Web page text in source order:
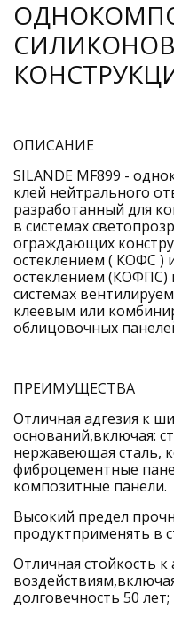
ОПИСАНИЕ
SILANDE MF899 -
клей нейтрального
разработанный для
в системах
ограждающих
остеклением ( КОФС )
остеклением
системах
клеевым или
облицовочных
ПРЕИМУЩЕСТВА
Отличная адгезия к
оснований,включая:
нержавеющая сталь,
фиброцементные
композитные панели.
Высокий предел
продуктприменять в
Отличная стойкость
долговечность 50 лет;